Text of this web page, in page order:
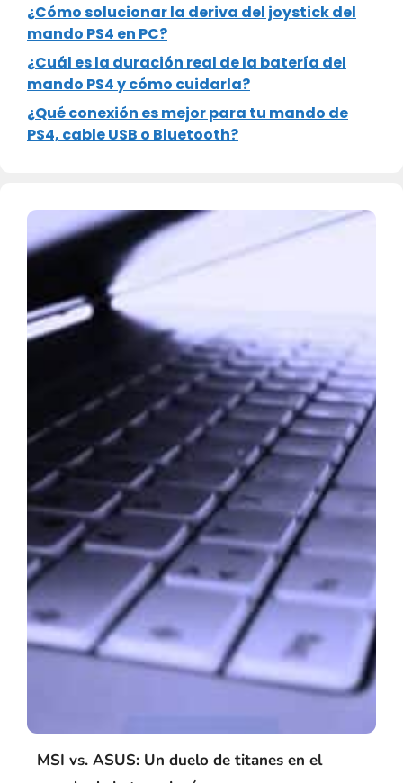
¿Cómo solucionar la deriva del joystick del
mando PS4 en PC?
¿Cuál es la duración real de la batería del
mando PS4 y cómo cuidarla?
¿Qué conexión es mejor para tu mando de
PS4, cable USB o Bluetooth?
MSI vs. ASUS: Un duelo de titanes en el